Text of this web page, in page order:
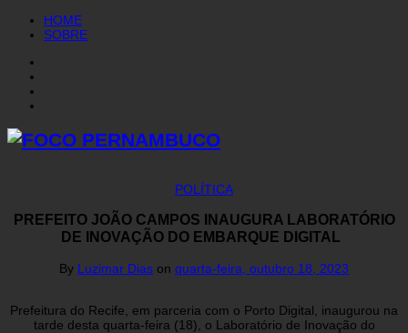
HOME
SOBRE
POLÍTICA
PREFEITO JOÃO CAMPOS INAUGURA LABORATÓRIO
DE INOVAÇÃO DO EMBARQUE DIGITAL
By Luzimar Dias on quarta-feira, outubro 18, 2023
Prefeitura do Recife, em parceria com o Porto Digital, inaugurou na
tarde desta quarta-feira (18), o Laboratório de Inovação do